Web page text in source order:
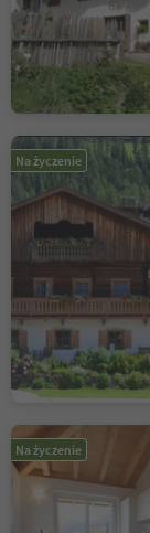
Na życzenie
Na życzenie